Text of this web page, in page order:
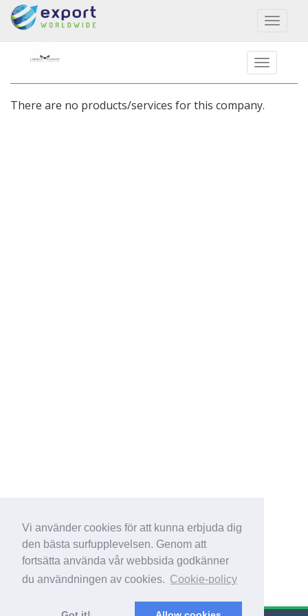
Vi använder cookies för att kunna erbjuda dig
den bästa surfupplevelsen. Genom att
fortsätta använda vår webbsida godkänner
du användningen av cookies. Cookie-policy
Toggle
There are no products/services for this company.